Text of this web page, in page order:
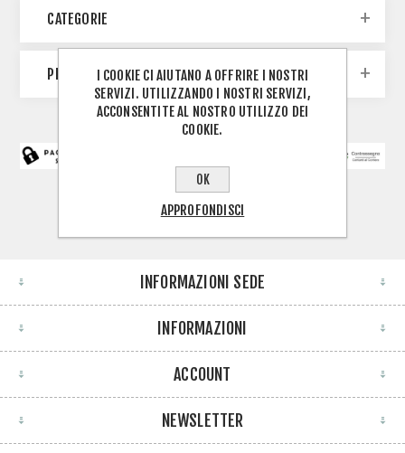
CATEGORIE
PRODUTTORI
INFORMAZIONI SEDE
INFORMAZIONI
ACCOUNT
NEWSLETTER
I COOKIE CI AIUTANO A OFFRIRE I NOSTRI
SERVIZI. UTILIZZANDO I NOSTRI SERVIZI,
ACCONSENTITE AL NOSTRO UTILIZZO DEI
COOKIE.
OK
APPROFONDISCI